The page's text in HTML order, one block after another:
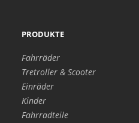
PRODUKTE
Fahrräder
Tretroller & Scooter
Einräder
Kinder
Fahrradteile